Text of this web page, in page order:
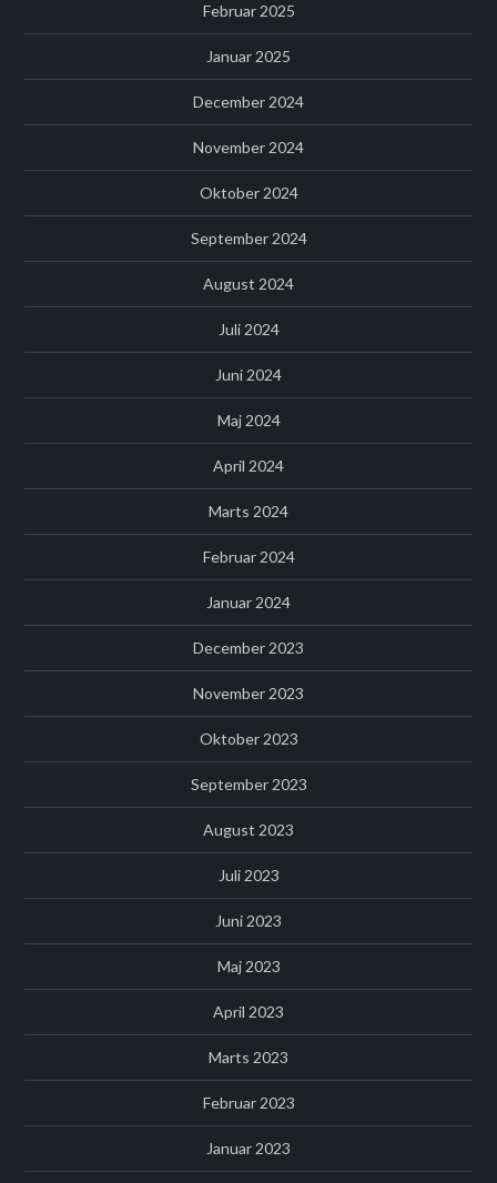
Februar 2025
Januar 2025
December 2024
November 2024
Oktober 2024
September 2024
August 2024
Juli 2024
Juni 2024
Maj 2024
April 2024
Marts 2024
Februar 2024
Januar 2024
December 2023
November 2023
Oktober 2023
September 2023
August 2023
Juli 2023
Juni 2023
Maj 2023
April 2023
Marts 2023
Februar 2023
Januar 2023